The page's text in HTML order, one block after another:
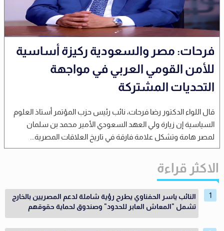
فرحات: مصر والسعودية ركيزة أساسية
للأمن القومي العربي في مواجهة
التحديات المشتركة
قال اللواء الدكتور رضا فرحات، نائب رئيس حزب المؤتمر أستاذ العلوم
السياسية إن زيارة ولي العهد السعودي الأمير محمد بن سلمان
لمصر هامة وتشكل علامة فارقة في تاريخ العلاقات المصرية...
الاكثر قراءة
النائب ياسر الحفناوي يطرح رؤية شاملة لدعم المصريين بالخارج
تشمل "المعاش العابر للحدود" وصندوق لحماية حقوقهم